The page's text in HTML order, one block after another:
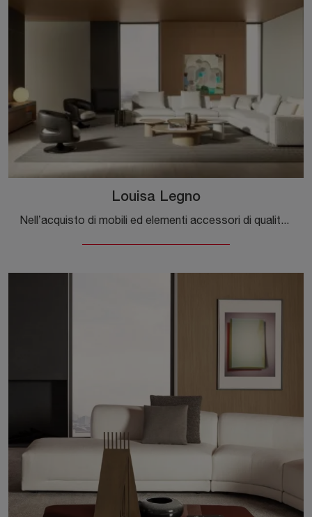
Louisa Legno
Nell’acquisto di mobili ed elementi accessori di qualità per la casa, è imprescindibile accostare in un perfetto equilibrio le doti di contenuto ...